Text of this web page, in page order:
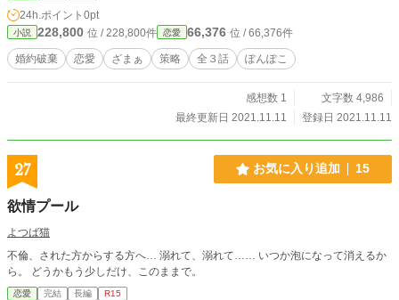
24h.ポイント 0pt
小説 228,800 位 / 228,800件 恋愛 66,376 位 / 66,376件
婚約破棄 恋愛 ざまぁ 策略 全３話 ぽんぽこ
感想数 1
文字数 4,986
最終更新日 2021.11.11
登録日 2021.11.11
27 お気に入り追加 15
欲情プール
よつば猫
不倫、された方からする方へ… 溺れて、溺れて…… いつか泡になって消えるか
ら。 どうかもう少しだけ、このままで。
恋愛 完結 長編 R15